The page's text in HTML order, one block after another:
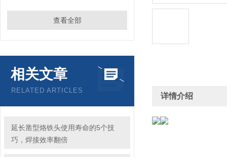
查看全部
相关文章
RELATED ARTICLES
延长凿型烙铁头使用寿命的5个技
巧，焊接效率翻倍
详情介绍